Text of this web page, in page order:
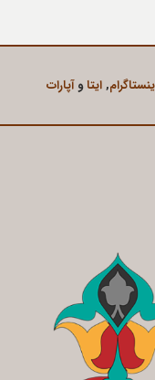
,ایتاوآپارات